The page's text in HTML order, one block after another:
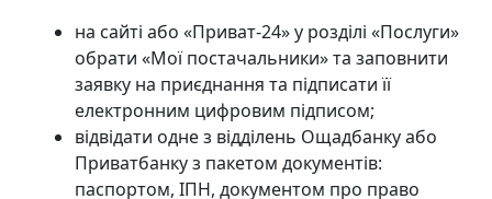
на сайті або «Приват-24» у розділі «Послуги»
обрати «Мої постачальники» та заповнити
заявку на приєднання та підписати її
електронним цифровим підписом;
відвідати одне з відділень Ощадбанку або
Приватбанку з пакетом документів:
паспортом, ІПН, документом про право